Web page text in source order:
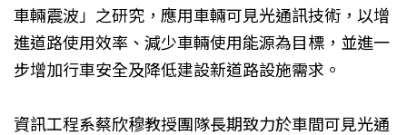
車輛震波」之研究，應用車輛可見光通訊技術，以增
進道路使用效率、減少車輛使用能源為目標，並進一
步增加行車安全及降低建設新道路設施需求。
資訊工程系蔡欣穆教授團隊長期致力於車間可見光通